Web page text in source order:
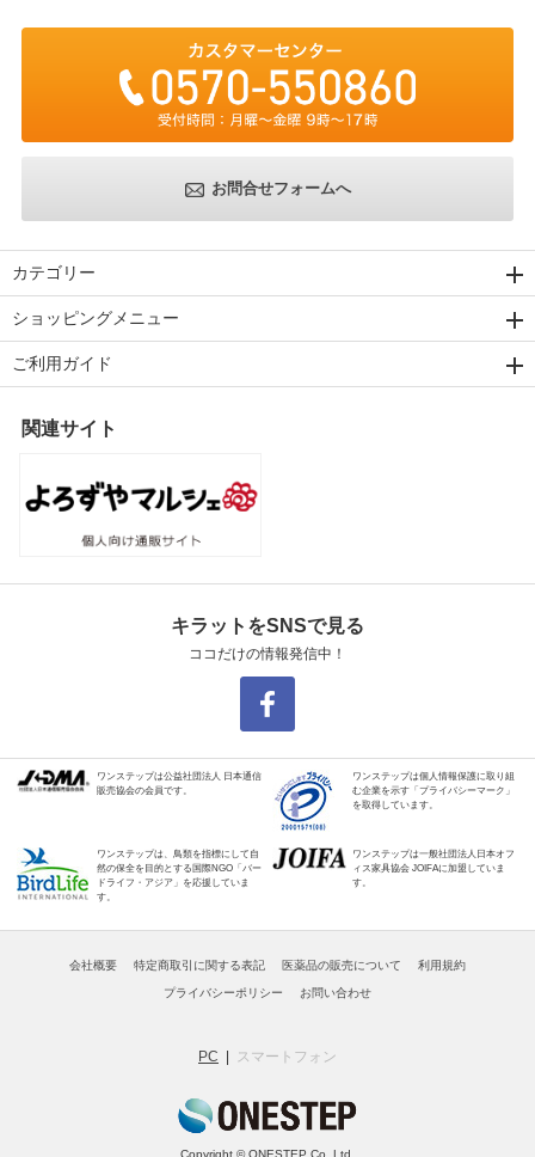
お問合せフォームへ
カテゴリー
ショッピングメニュー
ご利用ガイド
関連サイト
キラットをSNSで見る
ココだけの情報発信中！
ワンステップは公益社団法人 日本通信
販売協会の会員です。
ワンステップは個人情報保護に取り組
む企業を示す「プライバシーマーク」
を取得しています。
ワンステップは、鳥類を指標にして自
然の保全を目的とする国際NGO「バー
ドライフ・アジア」を応援していま
す。
ワンステップは一般社団法人日本オフ
ィス家具協会 JOIFAに加盟していま
す。
会社概要 特定商取引に関する表記 医薬品の販売について 利用規約
プライバシーポリシー お問い合わせ
PC スマートフォン
Copyright © ONESTEP Co.,Ltd.